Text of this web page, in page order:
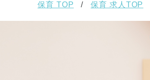
保育 TOP 保育 求人TOP